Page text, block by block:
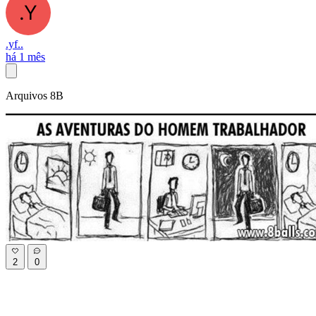
.yf..
há 1 mês
Arquivos 8B
2 0